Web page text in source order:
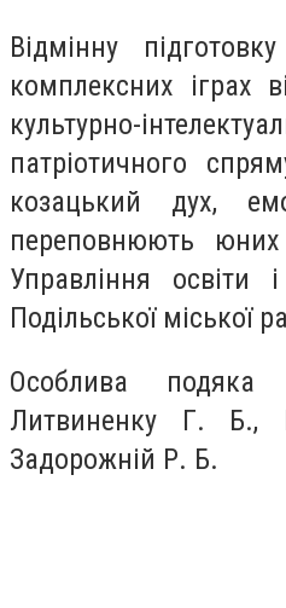
Відмінну
комплексних іграх
культурно-
патріотичного
козацький дух,
переповнюють
Управління освіти
Подільської міської
Особлива подяка
Литвиненку Г. Б.,
Задорожній Р. Б.